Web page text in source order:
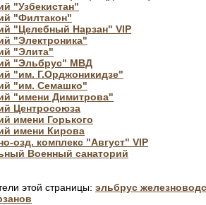
"Узбекистан"
"Филтакон"
"Целебный Нарзан" VIP
"Электроника"
"Элита"
"Эльбрус" МВД
"им. Г.Орджоникидзе"
"им. Семашко"
"имени Димитрова"
Центросоюза
имени Горького
имени Кирова
озд. комплекс "Август" VIP
Военный санаторий
этой страницы: эльбрус